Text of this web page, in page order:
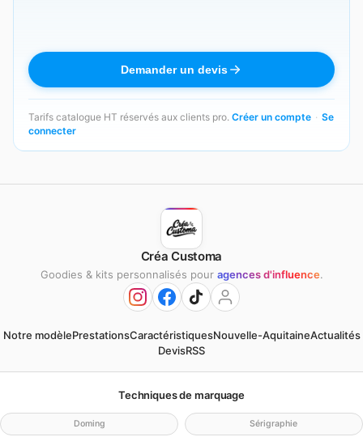
Demander un devis
Tarifs catalogue HT réservés aux clients pro. Créer un compte · Se
connecter
Créa Customa
Goodies & kits personnalisés pour agences d'influence.
Notre modèlePrestationsCaractéristiquesNouvelle-AquitaineActualités
DevisRSS
Techniques de marquage
Doming Sérigraphie